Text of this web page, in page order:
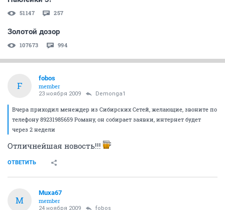
51147 257
Золотой дозор
107673 994
F
fobos
member
23 ноября 2009 Demonga1
Вчера приходил менеждер из Сибирских Сетей, желающие, звоните по
телефону 89231985659 Роману, он собирает заявки, интернет будет
через 2 недели
Отличнейшая новость!!!
ОТВЕТИТЬ
M
Muxa67
member
24 ноября 2009 fobos